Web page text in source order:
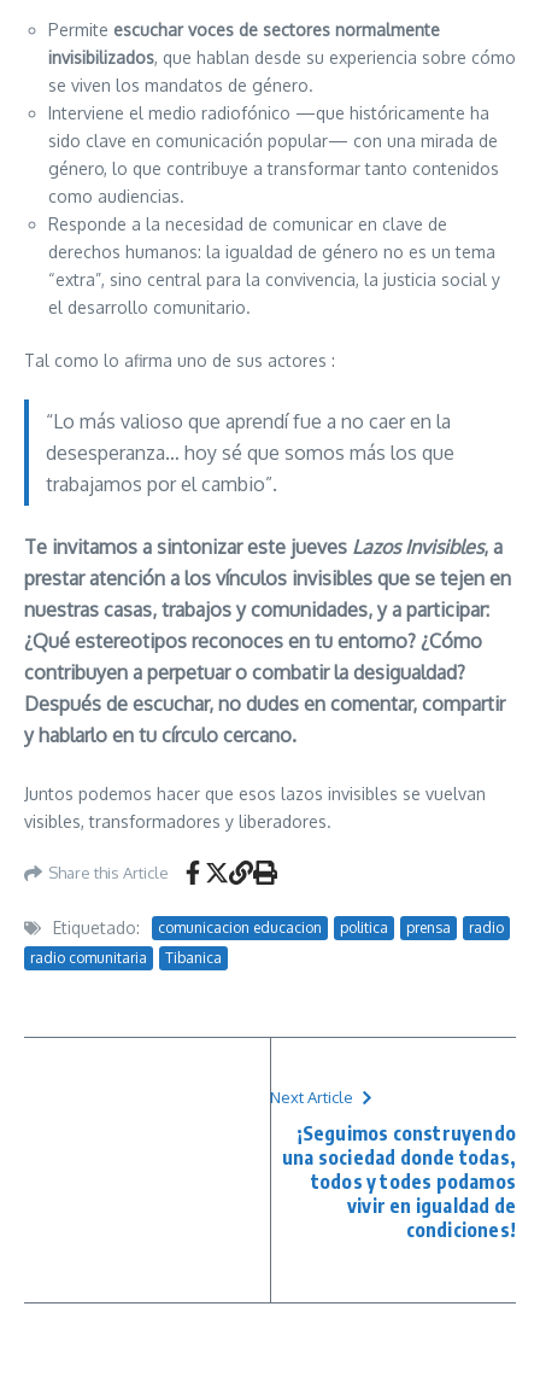
Permite escuchar voces de sectores normalmente
invisibilizados, que hablan desde su experiencia sobre cómo
se viven los mandatos de género.
Interviene el medio radiofónico —que históricamente ha
sido clave en comunicación popular— con una mirada de
género, lo que contribuye a transformar tanto contenidos
como audiencias.
Responde a la necesidad de comunicar en clave de
derechos humanos: la igualdad de género no es un tema
“extra”, sino central para la convivencia, la justicia social y
el desarrollo comunitario.
Tal como lo afirma uno de sus actores :
“Lo más valioso que aprendí fue a no caer en la
desesperanza… hoy sé que somos más los que
trabajamos por el cambio”.
Te invitamos a sintonizar este jueves Lazos Invisibles, a
prestar atención a los vínculos invisibles que se tejen en
nuestras casas, trabajos y comunidades, y a participar:
¿Qué estereotipos reconoces en tu entorno? ¿Cómo
contribuyen a perpetuar o combatir la desigualdad?
Después de escuchar, no dudes en comentar, compartir
y hablarlo en tu círculo cercano.
Juntos podemos hacer que esos lazos invisibles se vuelvan
visibles, transformadores y liberadores.
Share this Article
Etiquetado: comunicacion educacion politica prensa
radio
radio comunitaria
Tibanica
Next Article
¡Seguimos construyendo
una sociedad donde todas,
todos y todes podamos
vivir en igualdad de
condiciones!